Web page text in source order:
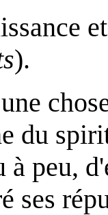
).
du
à peu,
ses